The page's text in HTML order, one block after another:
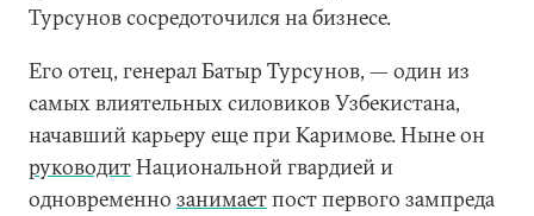
Турсунов сосредоточился на бизнесе.
Его отец, генерал Батыр Турсунов, — один из
самых влиятельных силовиков Узбекистана,
начавший карьеру еще при Каримове. Ныне он
руководитНациональной гвардией и
одновременно занимаетпост первого зампреда